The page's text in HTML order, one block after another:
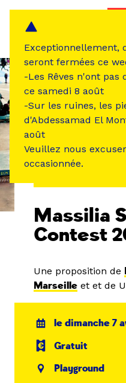
Massilia
Contest
Une proposition de
Marseille et et de
le dimanche 7
Gratuit
Playground
Exceptionnellement,
seront fermées ce
-Les Rêves n'ont pas
ce samedi 8 août
-Sur les ruines, les
d'Abdessamad El
août
Veuillez nous
occasionnée.
Panneau de gestion des